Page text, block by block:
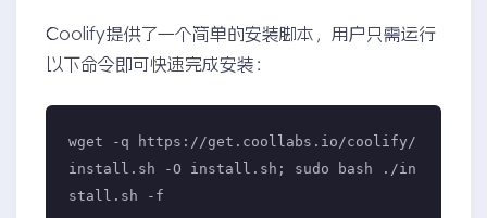
Coolify提供了一个简单的安装脚本，用户只需运行
以下命令即可快速完成安装：
wget -q https://get.coollabs.io/coolify/
install.sh -O install.sh; sudo bash ./in
stall.sh -f